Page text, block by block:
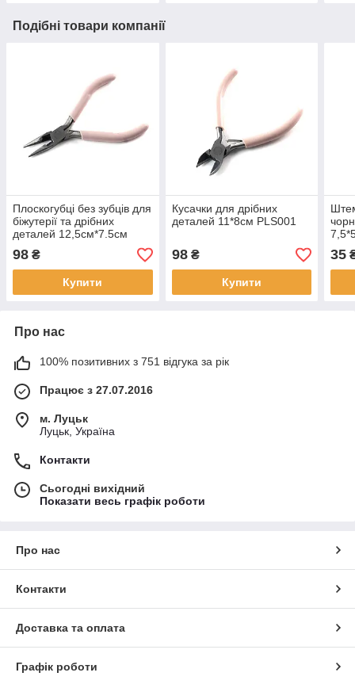
Подібні товари компанії
Плоскогубці без зубців для
біжутерії та дрібних
деталей 12,5см*7.5см
PLS006
98 ₴
Купити
Кусачки для дрібних
деталей 11*8см PLS001
98₴
Купити
35
Про нас
100% позитивних з 751 відгука за рік
Працює з 27.07.2016
м. Луцьк
Луцьк, Україна
Контакти
Сьогодні вихідний
Показати весь графік роботи
Про нас
Контакти
Доставка та оплата
Графік роботи